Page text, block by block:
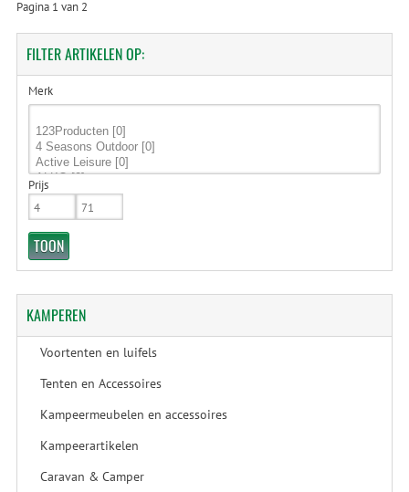
Pagina 1 van 2
FILTERARTIKELEN OP:
Merk
Prijs
KAMPEREN
Voortenten en luifels
Tenten en Accessoires
Kampeermeubelen en accessoires
Kampeerartikelen
Caravan & Camper